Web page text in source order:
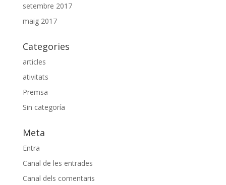
setembre 2017
maig 2017
Categories
articles
ativitats
Premsa
Sin categoría
Meta
Entra
Canal de les entrades
Canal dels comentaris